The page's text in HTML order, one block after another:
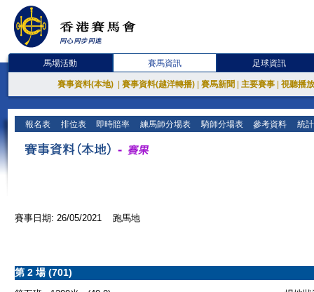
馬場活動 賽馬資訊 足球資訊
賽事資料(本地) 賽事資料(越洋轉播) 賽馬新聞 主要賽事 視聽播
報名表 排位表 即時賠率 練馬師分場表 騎師分場表 參考資料 統
賽事日期: 26/05/2021 跑馬地
第 2 場 (701)